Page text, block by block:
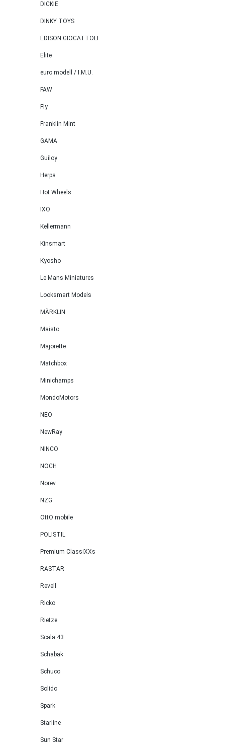
DICKIE
DINKY TOYS
EDISON GIOCATTOLI
Elite
euro modell / I.M.U.
FAW
Fly
Franklin Mint
GAMA
Guiloy
Herpa
Hot Wheels
IXO
Kellermann
Kinsmart
Kyosho
Le Mans Miniatures
Looksmart Models
MÄRKLIN
Maisto
Majorette
Matchbox
Minichamps
MondoMotors
NEO
NewRay
NINCO
NOCH
Norev
NZG
OttO mobile
POLISTIL
Premium ClassiXXs
RASTAR
Revell
Ricko
Rietze
Scala 43
Schabak
Schuco
Solido
Spark
Starline
Sun Star